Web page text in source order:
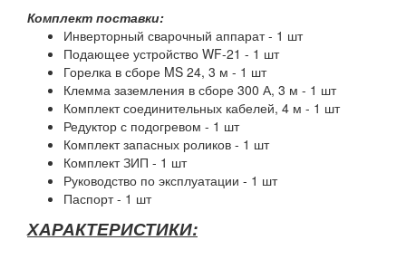
Комплект поставки:
Инверторный сварочный аппарат - 1 шт
Подающее устройство WF-21 - 1 шт
Горелка в сборе MS 24, 3 м - 1 шт
Клемма заземления в сборе 300 А, 3 м - 1 шт
Комплект соединительных кабелей, 4 м - 1 шт
Редуктор с подогревом - 1 шт
Комплект запасных роликов - 1 шт
Комплект ЗИП - 1 шт
Руководство по эксплуатации - 1 шт
Паспорт - 1 шт
ХАРАКТЕРИСТИКИ: